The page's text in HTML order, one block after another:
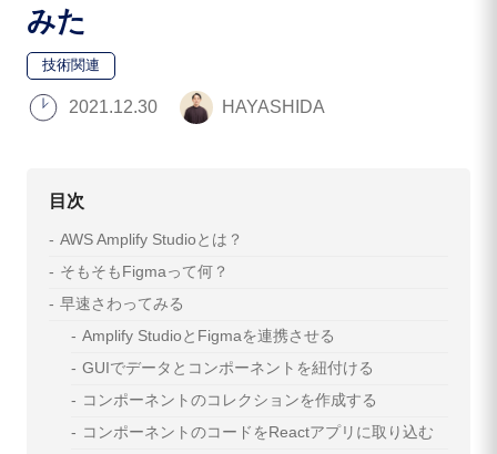
みた
技術関連
2021.12.30 HAYASHIDA
目次
AWS Amplify Studioとは？
そもそもFigmaって何？
早速さわってみる
Amplify StudioとFigmaを連携させる
GUIでデータとコンポーネントを紐付ける
コンポーネントのコレクションを作成する
コンポーネントのコードをReactアプリに取り込む